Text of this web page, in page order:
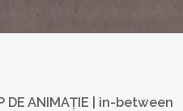
DE ANIMAȚIE | in-between